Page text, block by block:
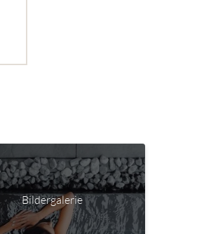
Bildergalerie